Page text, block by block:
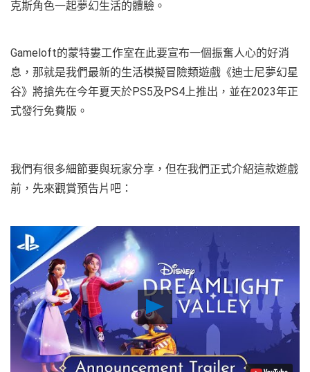
克斯角色一起夢幻生活的體驗。
Gameloft的蒙特婁工作室在此要宣布一個振奮人心的好消
息，那就是我們最新的生活模擬冒險類遊戲《迪士尼夢幻星
谷》將搶先在今年夏天於PS5及PS4上推出，並在2023年正
式發行免費版。
我們有很多細節要與玩家分享，但在我們正式介紹這款遊戲
前，先來觀賞預告片吧：
Play
Video